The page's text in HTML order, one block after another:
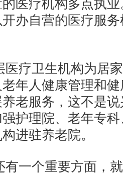
医疗机构多点执
办自营的医疗服
疗卫生机构为居家
年人健康管理和
老服务，这不是
护理院、老年专
进驻养老院。
一个重要方面，就